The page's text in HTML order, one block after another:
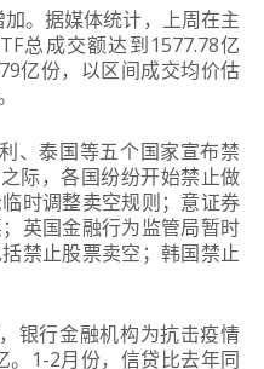
。据媒体统计，上周在主
总成交额达到1577.78亿
亿份，以区间成交均价估
、泰国等五个国家宣布禁
际，各国纷纷开始禁止做
时调整卖空规则；意证券
英国金融行为监管局暂时
禁止股票卖空；韩国禁止
银行金融机构为抗击疫情
。1-2月份，信贷比去年同